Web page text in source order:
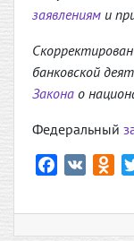
заявлениям и
банковской
Закона о
Федеральный